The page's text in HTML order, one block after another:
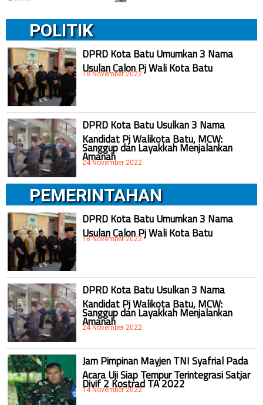
POLITIK
DPRD Kota Batu Umumkan 3 Nama
Usulan Calon Pj Wali Kota Batu
18 November 2022
DPRD Kota Batu Usulkan 3 Nama
Kandidat Pj Walikota Batu, MCW:
Sanggup dan Layakkah Menjalankan
Amanah
24 November 2022
PEMERINTAHAN
DPRD Kota Batu Umumkan 3 Nama
Usulan Calon Pj Wali Kota Batu
18 November 2022
DPRD Kota Batu Usulkan 3 Nama
Kandidat Pj Walikota Batu, MCW:
Sanggup dan Layakkah Menjalankan
Amanah
24 November 2022
Jam Pimpinan Mayjen TNI Syafrial Pada
Acara Uji Siap Tempur Terintegrasi Satjar
Divif 2 Kostrad TA 2022
14 November 2022